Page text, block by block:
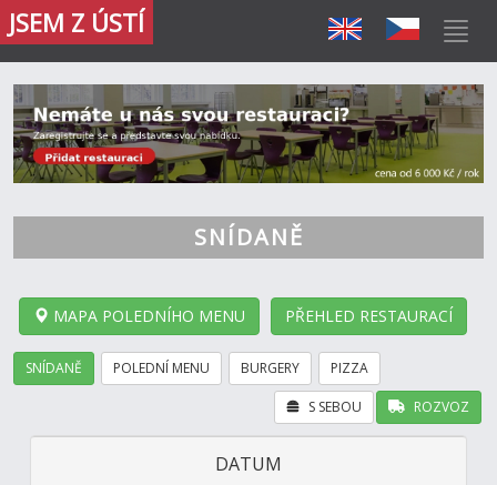
JSEM Z ÚSTÍ
SNÍDANĚ
MAPA POLEDNÍHO MENU PŘEHLED RESTAURACÍ
SNÍDANĚ POLEDNÍ MENU BURGERY PIZZA
ROZVOZ
S SEBOU
DATUM